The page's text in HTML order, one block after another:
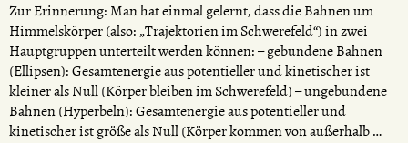
Zur Erinnerung: Man hat einmal gelernt, dass die Bahnen um
Himmelskörper (also: „Trajektorien im Schwerefeld“) in zwei
Hauptgruppen unterteilt werden können: – gebundene Bahnen
(Ellipsen): Gesamtenergie aus potentieller und kinetischer ist
kleiner als Null (Körper bleiben im Schwerefeld) – ungebundene
Bahnen (Hyperbeln): Gesamtenergie aus potentieller und
kinetischer ist größe als Null (Körper kommen von außerhalb …